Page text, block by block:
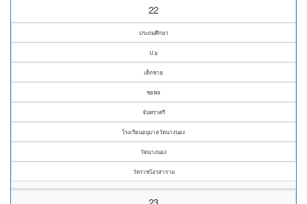
22
ประถมศึกษา
ป.๖
เด็กชาย
ชยพล
จันทราศรี
โรงเรียนอนุบาลวัดนางนอง
วัดนางนอง
วัดราชโอรสาราม